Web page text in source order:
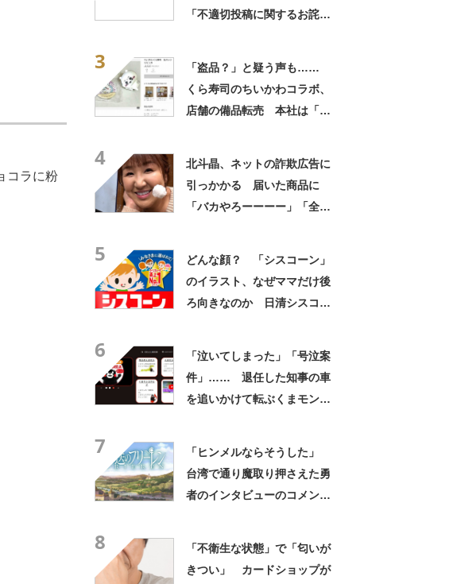
コラに粉
「不適切投稿に関するお詫
3
「盗品？」と疑う声も……
くら寿司のちいかわコラボ、
店舗の備品転売 本社は「把
4
北斗晶、ネットの詐欺広告に
引っかかる 届いた商品に
「バカやろーーーー」「全
5
どんな顔？ 「シスコーン」
のイラスト、なぜママだけ後
ろ向きなのか 日清シスコ
6
「泣いてしまった」「号泣案
件」…… 退任した知事の車
を追いかけて転ぶくまモン、
7
「ヒンメルならそうした」
台湾で通り魔取り押さえた勇
者のインタビューのコメント
8
「不衛生な状態」で「匂いが
きつい」 カードショップが